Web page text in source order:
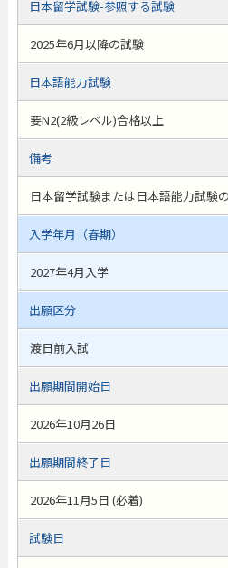
日本留学試験-参照する試験
2025年6月以降の試験
日本語能力試験
要N2(2級レベル)合格以上
備考
日本留学試験または日本語能力試験
入学年月（春期）
2027年4月入学
出願区分
渡日前入試
出願期間開始日
2026年10月26日
出願期間終了日
2026年11月5日 (必着)
試験日